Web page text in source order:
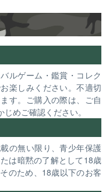
ルゲーム・鑑賞・コレク
楽しみください。不適切
す。ご購入の際は、ご自
めご確認ください。
の無い限り、青少年保護
は暗黙の了解として18歳
のため、18歳以下のお客